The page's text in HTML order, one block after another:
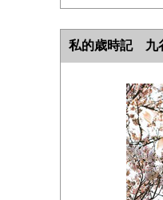
私的歳時記 九